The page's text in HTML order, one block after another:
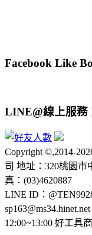
Facebook Like
LINE@線上服務
Copyright ©,2014-
司 地址：320桃園市
真：(03)4620887
LINE ID：
12:00~13:00 好工具